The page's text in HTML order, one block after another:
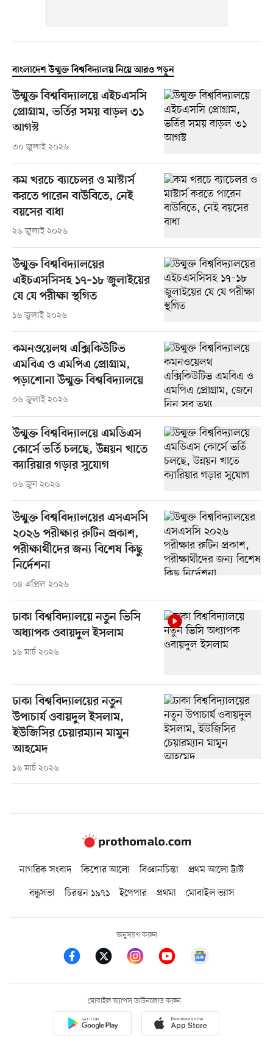
বাংলাদেশ উন্মুক্ত বিশ্ববিদ্যালয় নিয়ে আরও পড়ুন
উন্মুক্ত বিশ্ববিদ্যালয়ে এইচএসসি
প্রোগ্রাম, ভর্তির সময় বাড়ল ৩১
আগস্ট
৩০ জুলাই ২০২৬
কম খরচে ব্যাচেলর ও মাস্টার্স
করতে পারেন বাউবিতে, নেই
বয়সের বাধা
২৬ জুলাই ২০২৬
উন্মুক্ত বিশ্ববিদ্যালয়ের
এইচএসসিসহ ১৭–১৮ জুলাইয়ের
যে যে পরীক্ষা স্থগিত
১৬ জুলাই ২০২৬
কমনওয়েলথ এক্সিকিউটিভ
এমবিএ ও এমপিএ প্রোগ্রাম,
পড়াশোনা উন্মুক্ত বিশ্ববিদ্যালয়ে
০৬ জুলাই ২০২৬
উন্মুক্ত বিশ্ববিদ্যালয়ে এমডিএস
কোর্সে ভর্তি চলছে, উন্নয়ন খাতে
ক্যারিয়ার গড়ার সুযোগ
০৬ জুন ২০২৬
উন্মুক্ত বিশ্ববিদ্যালয়ের এসএসসি
২০২৬ পরীক্ষার রুটিন প্রকাশ,
পরীক্ষার্থীদের জন্য বিশেষ কিছু
নির্দেশনা
০৪ এপ্রিল ২০২৬
ঢাকা বিশ্ববিদ্যালয়ে নতুন ভিসি
অধ্যাপক ওবায়দুল ইসলাম
১৬ মার্চ ২০২৬
ঢাকা বিশ্ববিদ্যালয়ের নতুন
উপাচার্য ওবায়দুল ইসলাম,
ইউজিসির চেয়ারম্যান মামুন
আহমেদ
১৬ মার্চ ২০২৬
নাগরিক সংবাদ কিশোর আলো বিজ্ঞানচিন্তা
প্রথম আলো ট্রাস্ট
বন্ধুসভা
চিরন্তন ১৯৭১ ইপেপার প্রথমা মোবাইল ভ্যাস
অনুসরণ করুন
মোবাইল অ্যাপস ডাউনলোড করুন